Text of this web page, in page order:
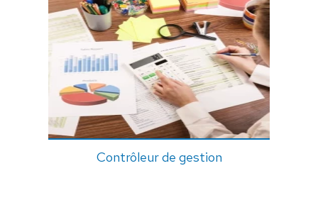
Contrôleur de gestion